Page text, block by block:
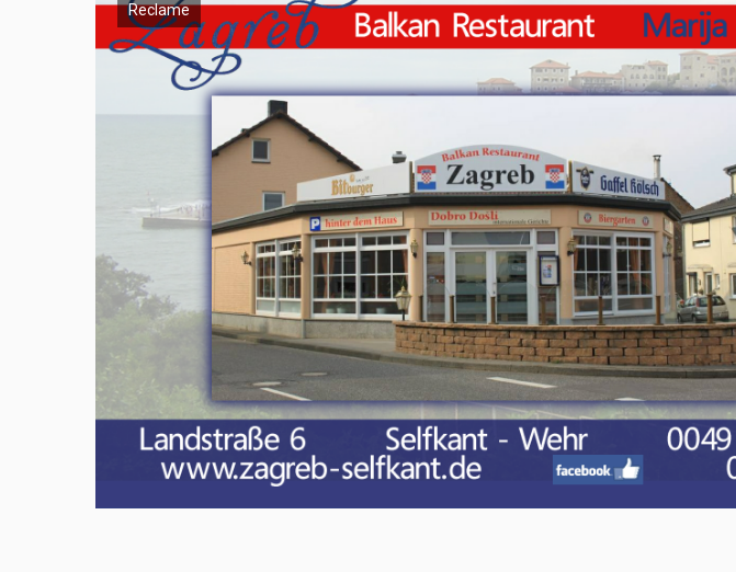
Reclame